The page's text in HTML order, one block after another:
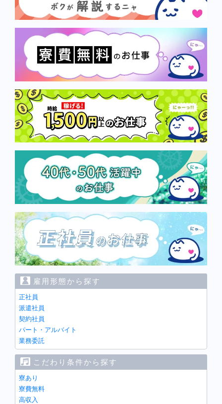
雇用形態から探す
正社員
派遣社員
契約社員
パート・アルバイト
業務委託
こだわり条件から探す
寮あり
寮費無料
高収入